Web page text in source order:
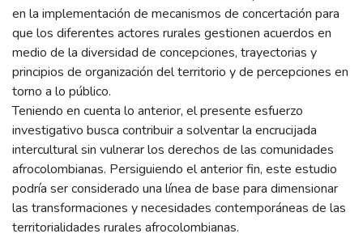
en la implementación de mecanismos de concertación para
que los diferentes actores rurales gestionen acuerdos en
medio de la diversidad de concepciones, trayectorias y
principios de organización del territorio y de percepciones en
torno a lo público.
Teniendo en cuenta lo anterior, el presente esfuerzo
investigativo busca contribuir a solventar la encrucijada
intercultural sin vulnerar los derechos de las comunidades
afrocolombianas. Persiguiendo el anterior fin, este estudio
podría ser considerado una línea de base para dimensionar
las transformaciones y necesidades contemporáneas de las
territorialidades rurales afrocolombianas.